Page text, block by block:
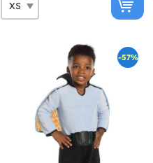
-57%